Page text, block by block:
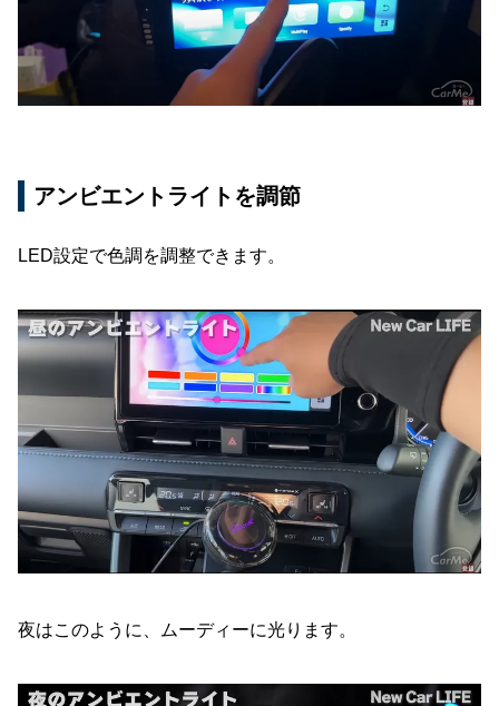
アンビエントライトを調節
LED設定で色調を調整できます。
夜はこのように、ムーディーに光ります。